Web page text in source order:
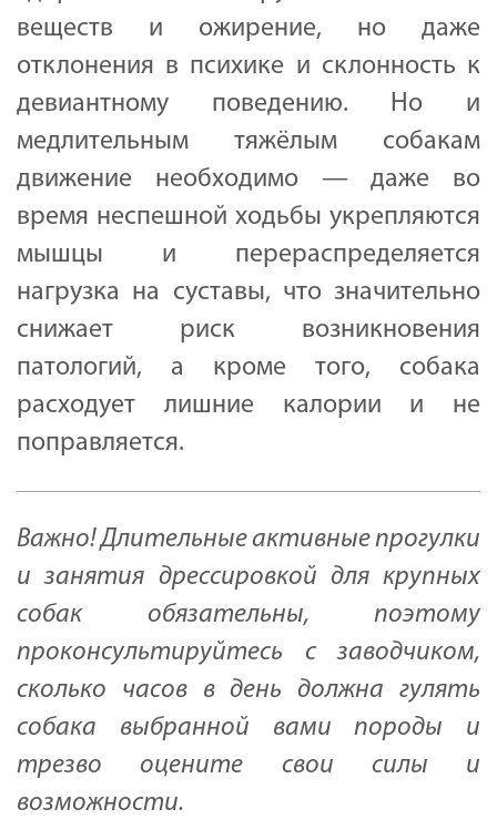
веществ и ожирение, но даже
отклонения в психике и склонность к
девиантному поведению. Но и
медлительным тяжёлым собакам
движение необходимо — даже во
время неспешной ходьбы укрепляются
мышцы и перераспределяется
нагрузка на суставы, что значительно
снижает риск возникновения
патологий, а кроме того, собака
расходует лишние калории и не
поправляется.
Важно! Длительные активные прогулки
и занятия дрессировкой для крупных
собак обязательны, поэтому
проконсультируйтесь с заводчиком,
сколько часов в день должна гулять
собака выбранной вами породы и
трезво оцените свои силы и
возможности.